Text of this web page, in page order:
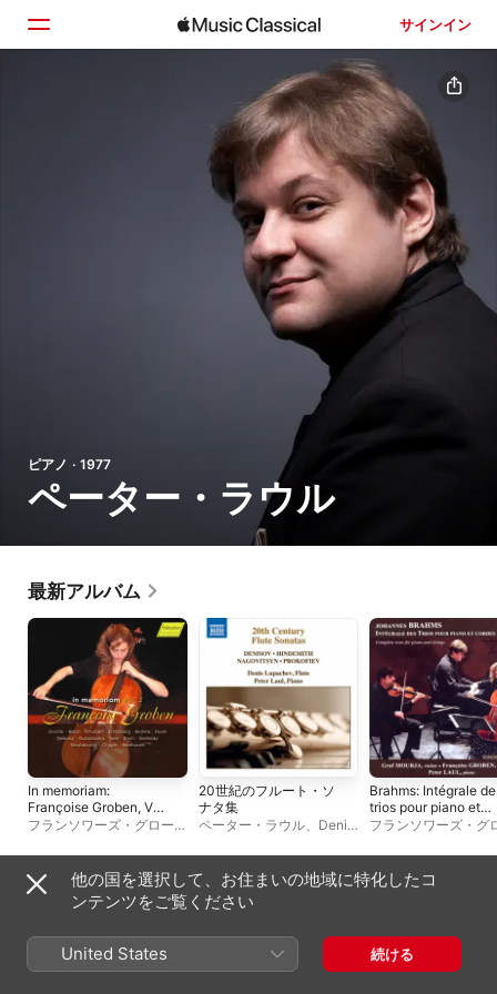
サインイン
ピアノ · 1977
ペーター・ラウル
最新アルバム
In memoriam:
Françoise Groben, Vol.
2 (Remastered 2024)
フランソワーズ・グローベ
20世紀のフルート・ソ
ナタ集
ペーター・ラウル、 Denis
Brahms: Intégrale
trios pour piano et
cordes
フランソワーズ・グ
ラフ・ムーリャ
ライブアルバム
他の国を選択して、お住まいの地域に特化したコ
ンテンツをご覧ください
United States 続ける